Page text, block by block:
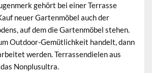
gehört bei einer Terrasse
neuer Gartenmöbel auch der
auf dem die Gartenmöbel stehen.
Outdoor-Gemütlichkeit handelt, dann
werden. Terrassendielen aus
Nonplusultra.